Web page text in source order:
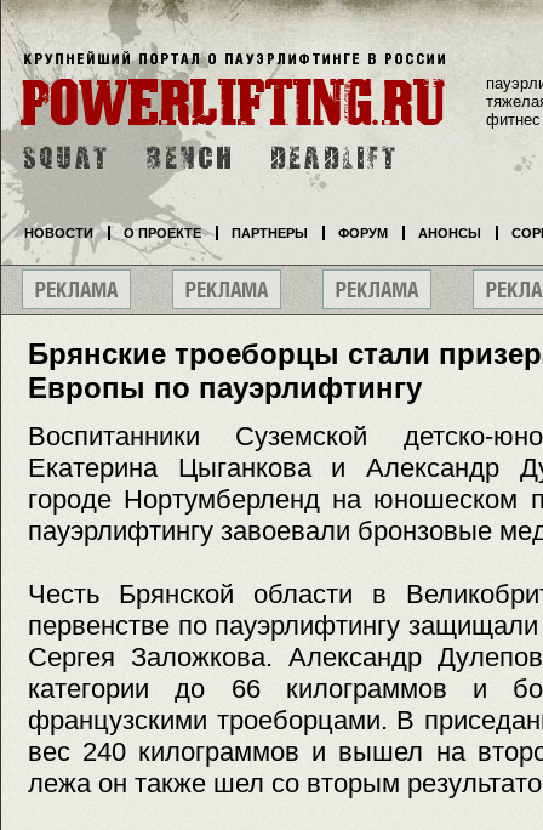
Брянские троеборцы стали
Европы по пауэрлифтингу
Воспитанники Суземской детско-
Екатерина Цыганкова и Александр
городе Нортумберленд на юношеском
пауэрлифтингу завоевали бронзовые
Честь Брянской области в
первенстве по пауэрлифтингу защищали
Сергея Заложкова. Александр
категории до 66 килограммов и
французскими троеборцами. В
вес 240 килограммов и вышел на
лежа он также шел со вторым
фитнес
НОВОСТИ О ПРОЕКТЕ ПАРТНЕРЫ ФОРУМ АНОНСЫ